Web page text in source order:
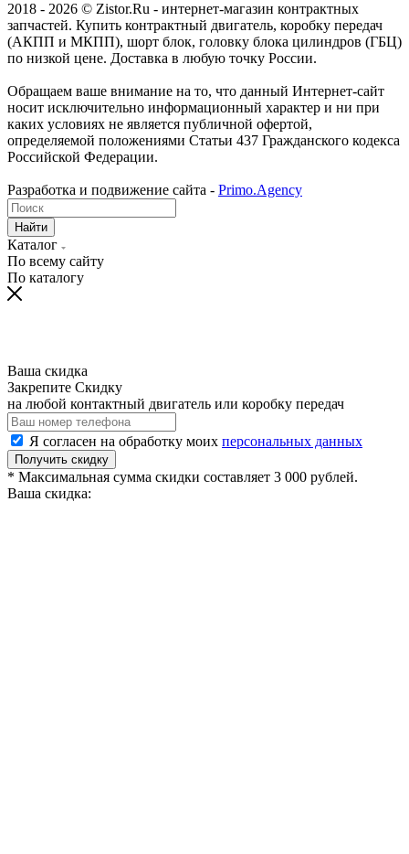
2018 - 2026 © Zistor.Ru - интернет-магазин контрактных
запчастей. Купить контрактный двигатель, коробку передач
(АКПП и МКПП), шорт блок, головку блока цилиндров (ГБЦ)
по низкой цене. Доставка в любую точку России.
Обращаем ваше внимание на то, что данный Интернет-сайт
носит исключительно информационный характер и ни при
каких условиях не является публичной офертой,
определяемой положениями Статьи 437 Гражданского кодекса
Российской Федерации.
Разработка и подвижение сайта - Primo.Agency
Найти
Каталог
По всему сайту
По каталогу
Ваша скидка
Закрепите Скидку
на любой контактный двигатель или коробку передач
Я согласен на обработку моих персональных данных
Получить скидку
* Максимальная сумма скидки составляет 3 000 рублей.
Ваша скидка: